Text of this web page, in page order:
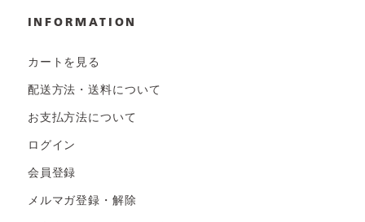
INFORMATION
カートを見る
配送方法・送料について
お支払方法について
ログイン
会員登録
メルマガ登録・解除